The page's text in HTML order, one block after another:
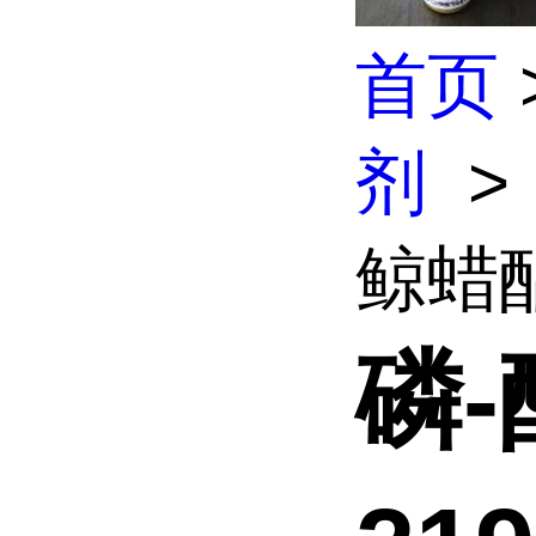
首页
剂 >
鲸蜡
磷-